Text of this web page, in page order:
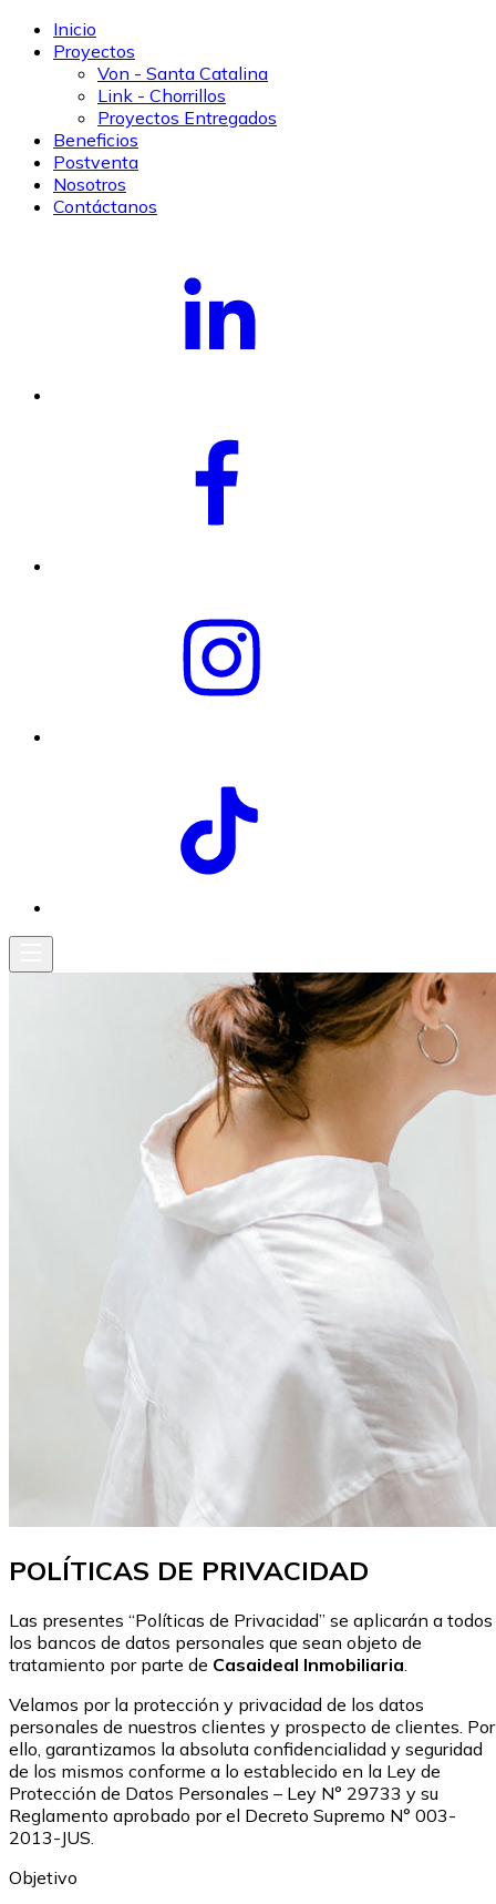
Inicio
Proyectos
Von - Santa Catalina
Link - Chorrillos
Proyectos Entregados
Beneficios
Postventa
Nosotros
Contáctanos
POLÍTICAS DE PRIVACIDAD
Las presentes “Políticas de Privacidad” se aplicarán a todos
los bancos de datos personales que sean objeto de
tratamiento por parte de Casaideal Inmobiliaria
Velamos por la protección y privacidad de los datos
personales de nuestros clientes y prospecto de clientes. Por
ello, garantizamos la absoluta confidencialidad y seguridad
de los mismos conforme a lo establecido en la Ley de
Protección de Datos Personales – Ley N° 29733 y su
Reglamento aprobado por el Decreto Supremo N° 003-
2013-JUS.
Objetivo